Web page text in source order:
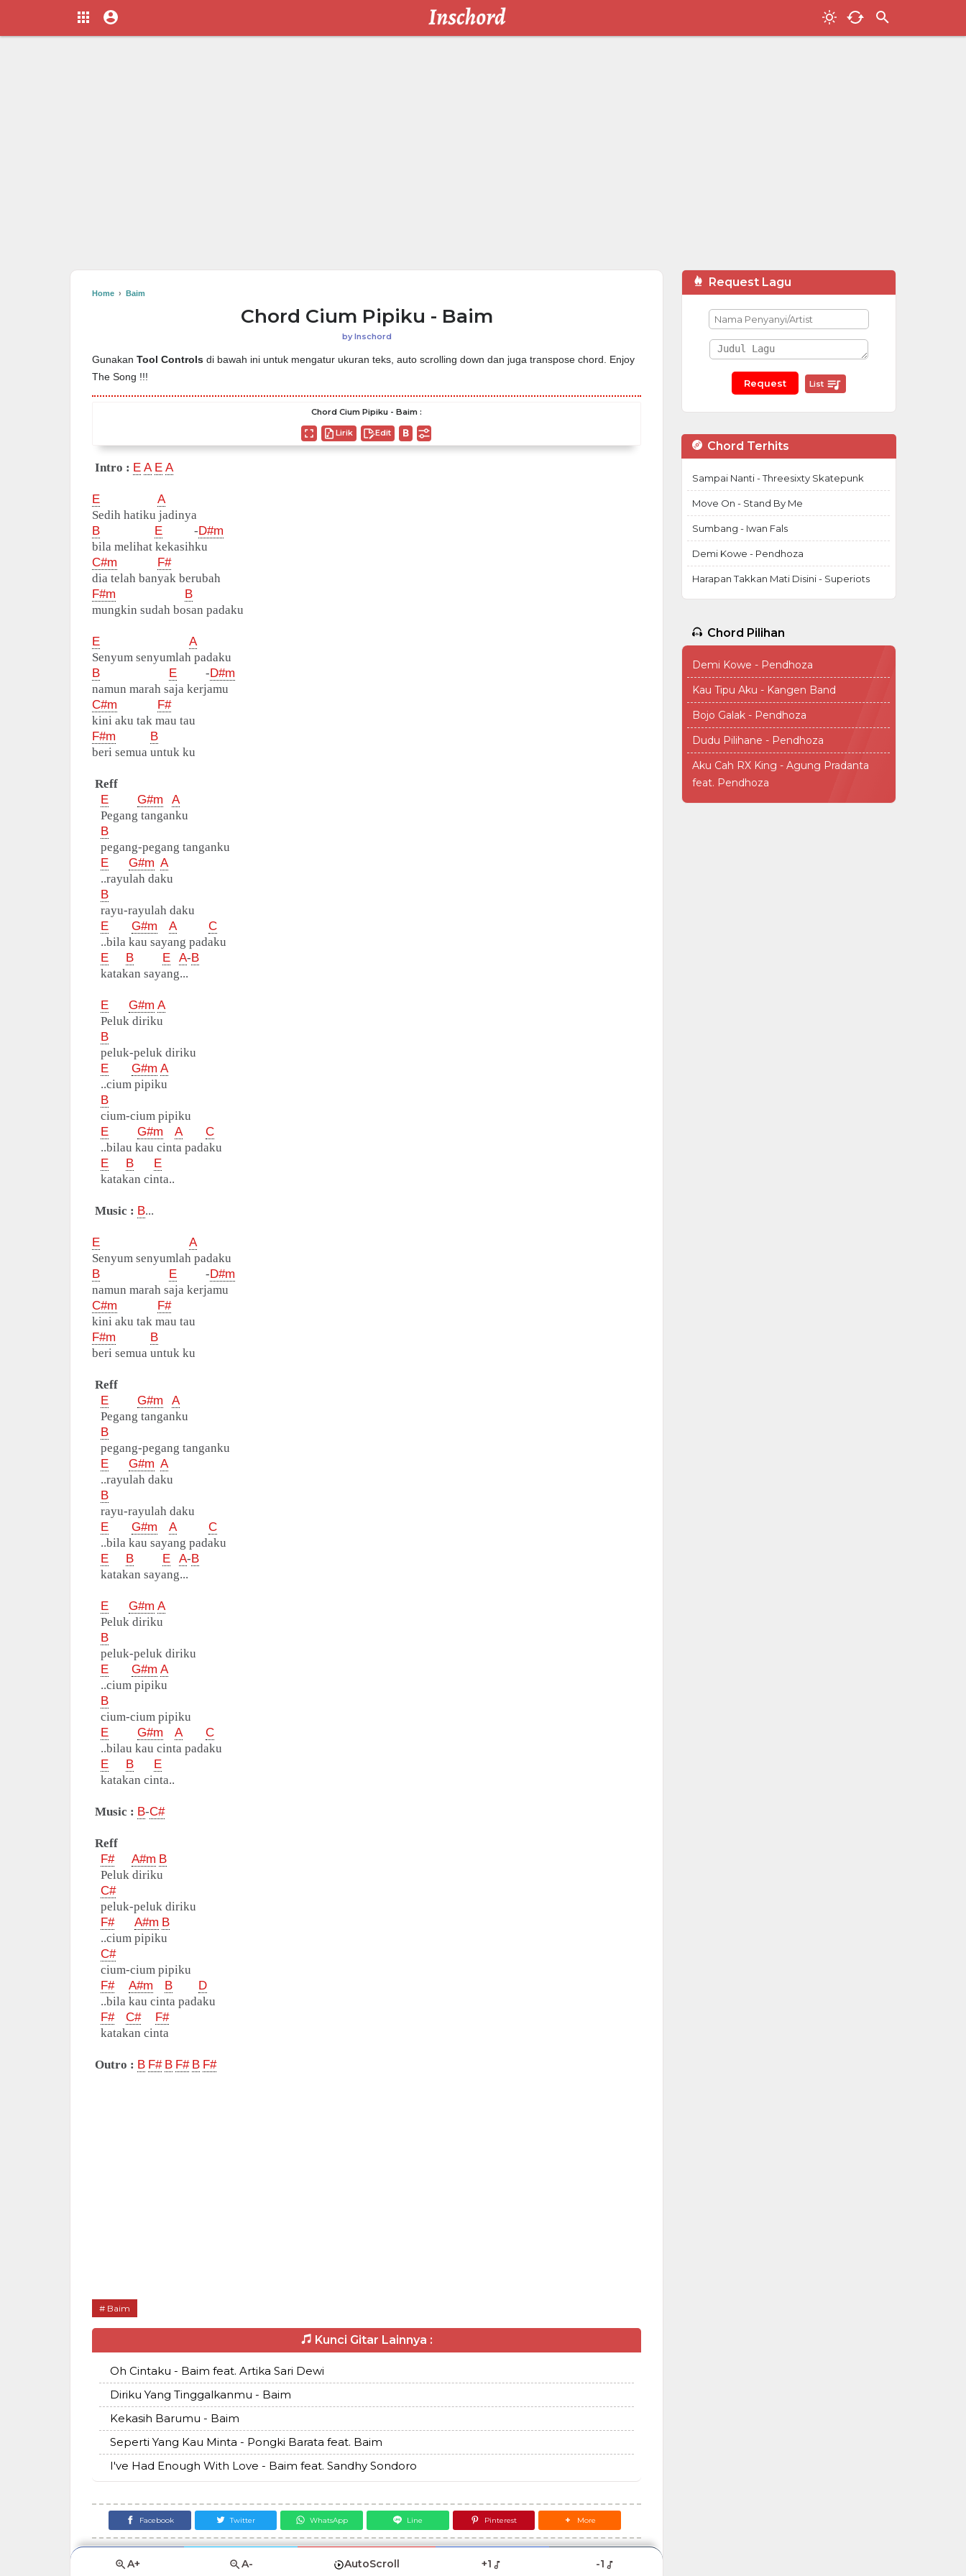
Home › Baim
Chord Cium Pipiku - Baim
byInschord
Gunakan Tool Controls di bawah ini untuk mengatur ukuran teks, auto scrolling down dan juga transpose chord. Enjoy
The Song !!!
Chord Cium Pipiku - Baim :
Lirik Edit
Intro : E A E A
E
A
Sedih hatiku jadinya
B
E -D#m
bila melihat kekasihku
C#m
F#
dia telah banyak berubah
F#m
B
mungkin sudah bosan padaku
E
A
Senyum senyumlah padaku
B
E -D#m
namun marah saja kerjamu
C#m
F#
kini aku tak mau tau
F#m
B
beri semua untuk ku
Reff
E
G#m
A
Pegang tanganku
B
pegang-pegang tanganku
E
G#m A
..rayulah daku
B
rayu-rayulah daku
E
G#m A
C
..bila kau sayang padaku
E
B E A-B
katakan sayang...
E G#m A
Peluk diriku
B
peluk-peluk diriku
E
G#m A
..cium pipiku
B
cium-cium pipiku
E
G#m A
C
..bilau kau cinta padaku
E
B
E
katakan cinta..
Music : B...
E
A
Senyum senyumlah padaku
B
E -D#m
namun marah saja kerjamu
C#m
F#
kini aku tak mau tau
F#m
B
beri semua untuk ku
Reff
E
G#m
A
Pegang tanganku
B
pegang-pegang tanganku
E
G#m A
..rayulah daku
B
rayu-rayulah daku
E
G#m A
C
..bila kau sayang padaku
E
B E A-B
katakan sayang...
E G#m A
Peluk diriku
B
peluk-peluk diriku
E
G#m A
..cium pipiku
B
cium-cium pipiku
E
G#m A
C
..bilau kau cinta padaku
E
B
E
katakan cinta..
Music : B-C#
Reff
F#
A#m B
Peluk diriku
C#
peluk-peluk diriku
F#
A#m B
..cium pipiku
C#
cium-cium pipiku
F#
A#m B
D
..bila kau cinta padaku
F#
C#
F#
katakan cinta
Outro : B F# B F# B F#
Baim
Kunci Gitar Lainnya :
Oh Cintaku - Baim feat. Artika Sari Dewi
Diriku Yang Tinggalkanmu - Baim
Kekasih Barumu - Baim
Seperti Yang Kau Minta - Pongki Barata feat. Baim
I've Had Enough With Love - Baim feat. Sandhy Sondoro
Facebook Twitter WhatsApp Line Pinterest More
A+ A- AutoScroll +1 -1
Request Lagu
List
Chord Terhits
Sampai Nanti - Threesixty Skatepunk
Move On - Stand By Me
Sumbang - Iwan Fals
Demi Kowe - Pendhoza
Harapan Takkan Mati Disini - Superiots
Chord Pilihan
Demi Kowe - Pendhoza
Kau Tipu Aku - Kangen Band
Bojo Galak - Pendhoza
Dudu Pilihane - Pendhoza
Aku Cah RX King - Agung Pradanta
feat. Pendhoza